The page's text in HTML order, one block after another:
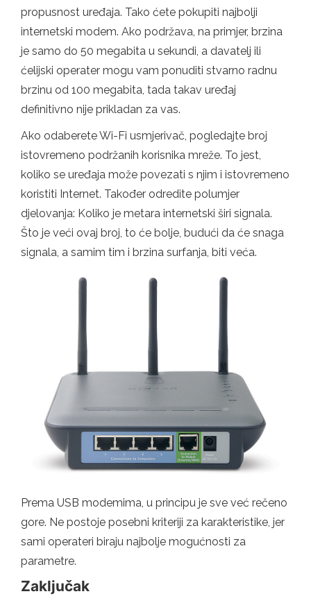
propusnost uređaja. Tako ćete pokupiti najbolji
internetski modem. Ako podržava, na primjer, brzina
je samo do 50 megabita u sekundi, a davatelj ili
ćelijski operater mogu vam ponuditi stvarno radnu
brzinu od 100 megabita, tada takav uređaj
definitivno nije prikladan za vas.
Ako odaberete Wi-Fi usmjerivač, pogledajte broj
istovremeno podržanih korisnika mreže. To jest,
koliko se uređaja može povezati s njim i istovremeno
koristiti Internet. Također odredite polumjer
djelovanja: Koliko je metara internetski širi signala.
Što je veći ovaj broj, to će bolje, budući da će snaga
signala, a samim tim i brzina surfanja, biti veća.
Prema USB modemima, u principu je sve već rečeno
gore. Ne postoje posebni kriteriji za karakteristike, jer
sami operateri biraju najbolje mogućnosti za
parametre.
Zaključak